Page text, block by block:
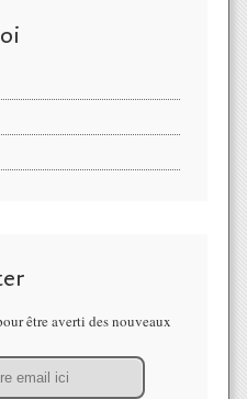
être averti des nouveaux